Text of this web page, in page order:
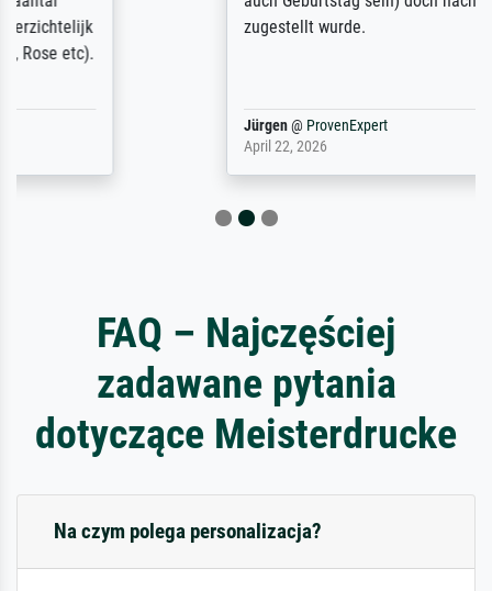
zugestellt wurde.
FAQ – Najczęściej
zadawane pytania
dotyczące Meisterdrucke
Na czym polega personalizacja?